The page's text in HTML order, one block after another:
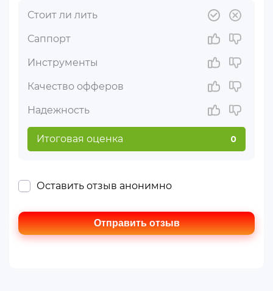
Стоит ли лить
Саппорт
Инструменты
Качество офферов
Надежность
Итоговая оценка 0
Оставить отзыв анонимно
Отправить отзыв